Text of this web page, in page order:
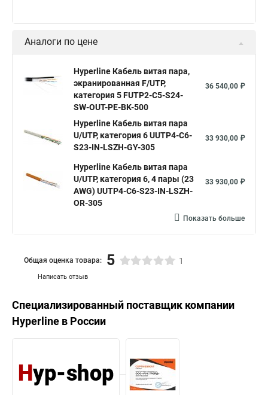
Аналоги по цене
Hyperline Кабель витая пара,
экранированная F/UTP,
категория 5 FUTP2-C5-S24-
SW-OUT-PE-BK-500
36 540,00 ₽
Hyperline Кабель витая пара
U/UTP, категория 6 UUTP4-C6-
S23-IN-LSZH-GY-305
33 930,00 ₽
Hyperline Кабель витая пара
U/UTP, категория 6, 4 пары (23
AWG) UUTP4-C6-S23-IN-LSZH-
OR-305
33 930,00 ₽
Показать больше
Написать отзыв
Общая оценка товара: 5 1
Специализированный поставщик компании
Hyperline в России